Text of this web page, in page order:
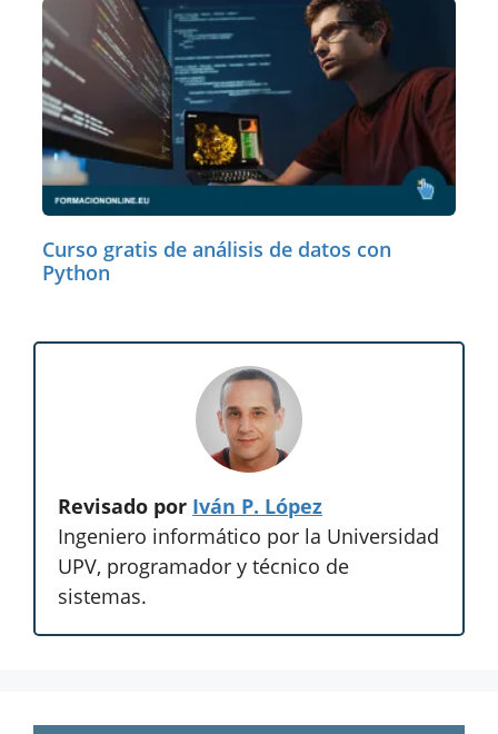
Curso gratis de análisis de datos con
Python
Revisado por Iván P. López
Ingeniero informático por la Universidad
UPV, programador y técnico de
sistemas.